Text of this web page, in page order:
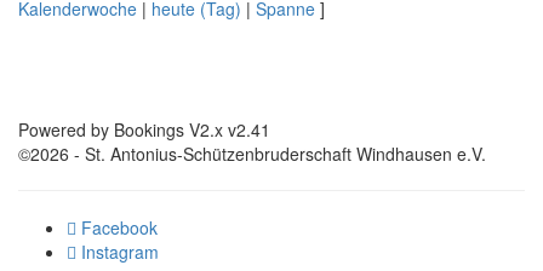
Kalenderwoche | heute (Tag) | Spanne ]
Powered by Bookings V2.x v2.41
©2026 - St. Antonius-Schützenbruderschaft Windhausen e.V.
Facebook
Instagram